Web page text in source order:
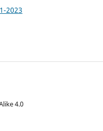
2023
4.0